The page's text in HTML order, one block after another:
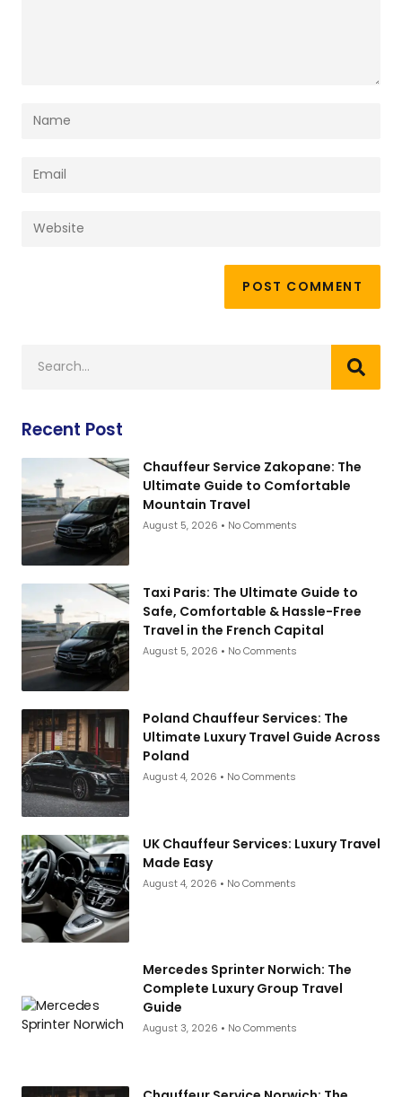
Recent Post
Chauffeur Service Zakopane: The
Ultimate Guide to Comfortable
Mountain Travel
August 5, 2026 No Comments
Taxi Paris: The Ultimate Guide to
Safe, Comfortable & Hassle-Free
Travel in the French Capital
August 5, 2026 No Comments
Poland Chauffeur Services: The
Ultimate Luxury Travel Guide Across
Poland
August 4, 2026 No Comments
UK Chauffeur Services: Luxury Travel
Made Easy
August 4, 2026 No Comments
Mercedes Sprinter Norwich: The
Complete Luxury Group Travel
Guide
August 3, 2026 No Comments